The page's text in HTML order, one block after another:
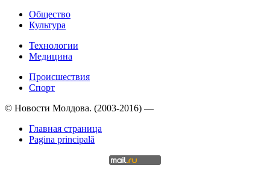
Общество
Культура
Технологии
Медицина
Происшествия
Спорт
© Новости Молдова. (2003-2016) —
Главная страница
Pagina principală